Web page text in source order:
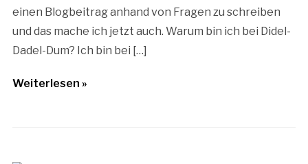
einen Blogbeitrag anhand von Fragen zu schreiben
und das mache ich jetzt auch. Warum bin ich bei Didel-
Dadel-Dum? Ich bin bei […]
Weiterlesen »